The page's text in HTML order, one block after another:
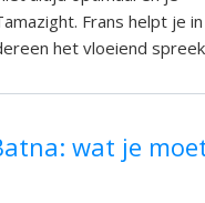
Frans helpt je
het vloeiend
wat je